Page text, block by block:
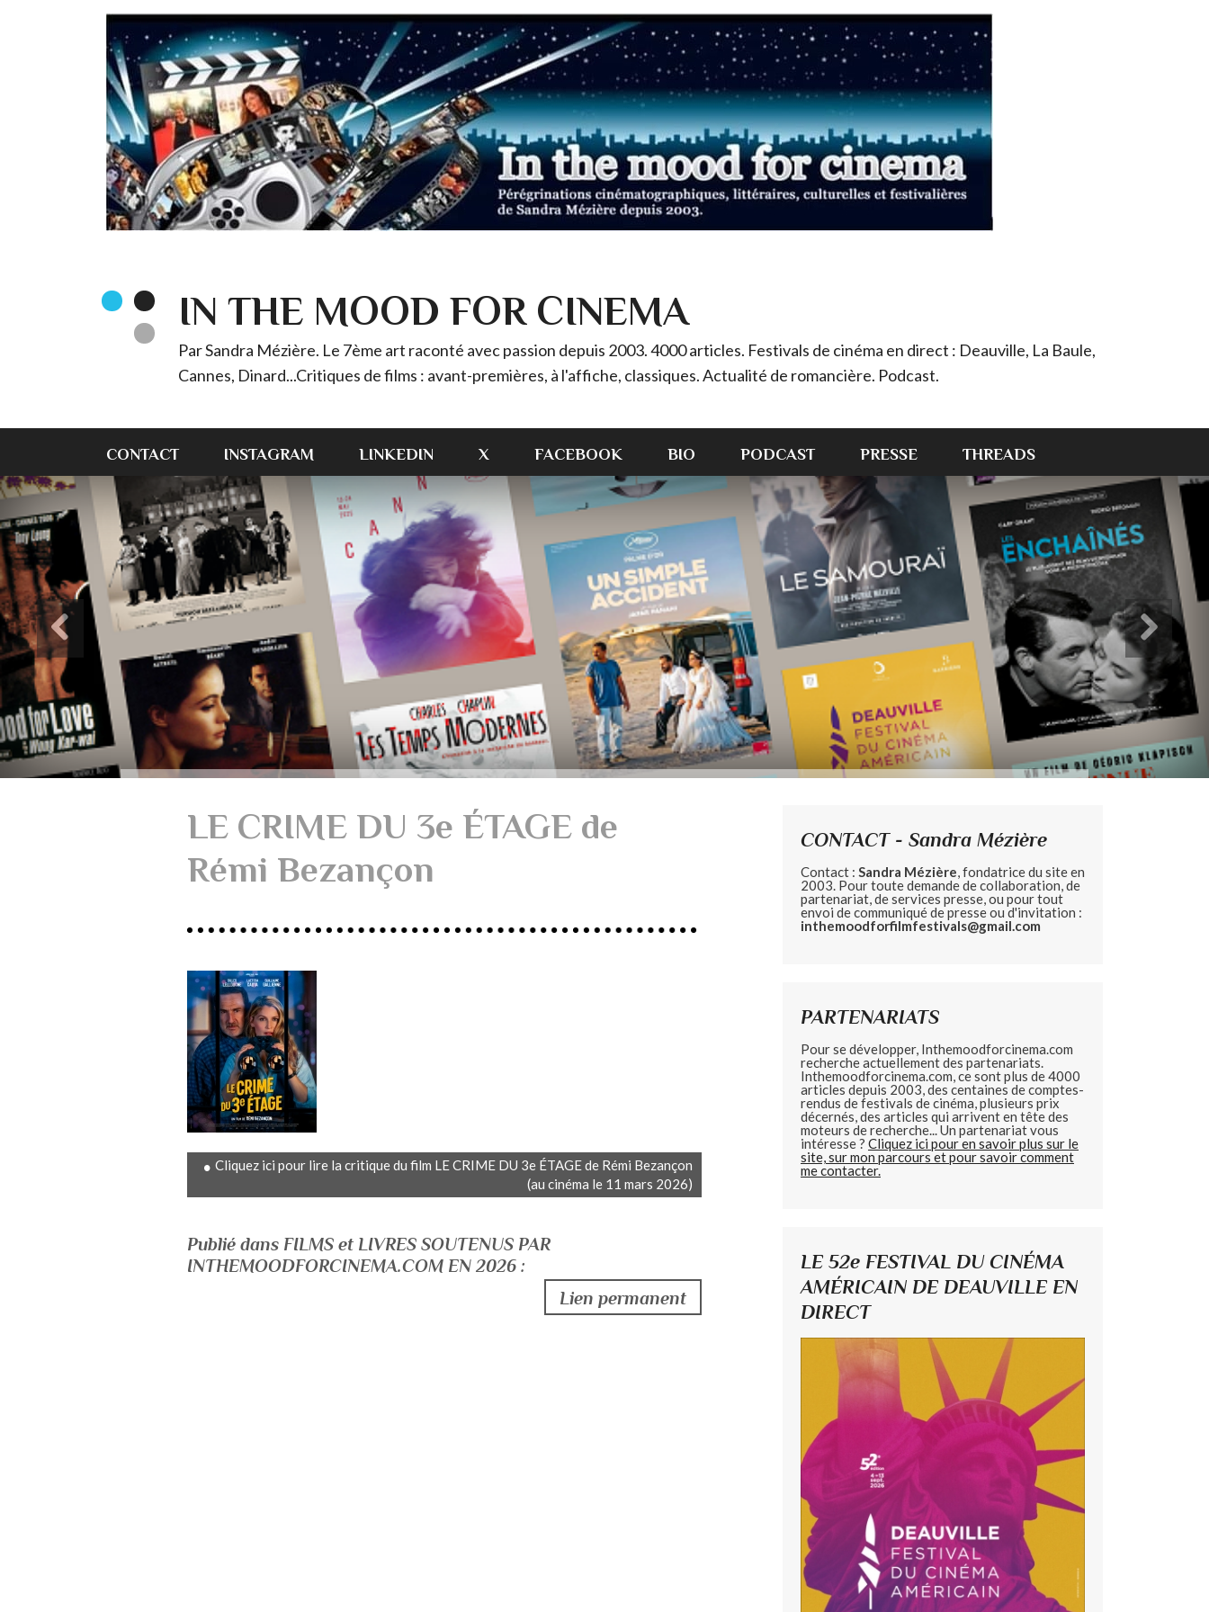
IN THE MOOD FOR CINEMA
Par Sandra Mézière. Le 7ème art raconté avec passion depuis 2003. 4000 articles. Festivals de cinéma en direct : Deauville, La Baule,
Cannes, Dinard...Critiques de films : avant-premières, à l'affiche, classiques. Actualité de romancière. Podcast.
CONTACT INSTAGRAM LINKEDIN X FACEBOOK BIO PODCAST PRESSE THREADS
LE CRIME DU 3e ÉTAGE de
Rémi Bezançon
Cliquez ici pour lire la critique du film LE CRIME DU 3e ÉTAGE de Rémi Bezançon
(au cinéma le 11 mars 2026)
Publié dans FILMS et LIVRES SOUTENUS PAR
INTHEMOODFORCINEMA.COM EN 2026 :
Lien permanent
CONTACT - Sandra Mézière
Contact : Sandra Mézière, fondatrice du site en
2003. Pour toute demande de collaboration, de
partenariat, de services presse, ou pour tout
envoi de communiqué de presse ou d'invitation :
inthemoodforfilmfestivals@gmail.com
PARTENARIATS
Pour se développer, Inthemoodforcinema.com
recherche actuellement des partenariats.
Inthemoodforcinema.com, ce sont plus de 4000
articles depuis 2003, des centaines de comptes-
rendus de festivals de cinéma, plusieurs prix
décernés, des articles qui arrivent en tête des
moteurs de recherche... Un partenariat vous
intéresse ? Cliquez ici pour en savoir plus sur le
site, sur mon parcours et pour savoir comment
me contacter.
LE 52e FESTIVAL DU CINÉMA
AMÉRICAIN DE DEAUVILLE EN
DIRECT